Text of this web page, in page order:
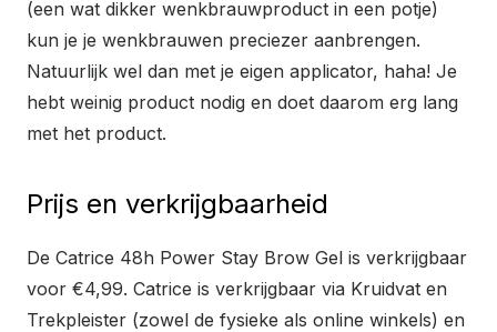
(een wat dikker wenkbrauwproduct in een potje)
kun je je wenkbrauwen preciezer aanbrengen.
Natuurlijk wel dan met je eigen applicator, haha! Je
hebt weinig product nodig en doet daarom erg lang
met het product.
Prijs en verkrijgbaarheid
De Catrice 48h Power Stay Brow Gel is verkrijgbaar
voor €4,99. Catrice is verkrijgbaar via Kruidvat en
Trekpleister (zowel de fysieke als online winkels) en